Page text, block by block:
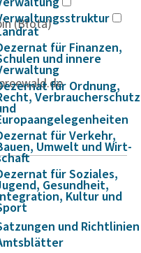
für Finanzen,
und innere
für Ordnung,
Verbraucherschutz
für Verkehr,
Umwelt und Wirt­
für Soziales,
Gesundheit,
Kultur und
und Richtlinien
(Błota)